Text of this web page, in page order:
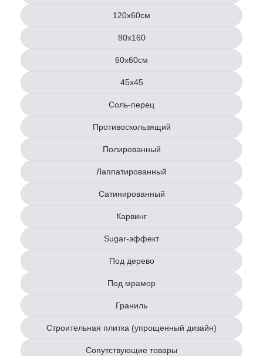
120х60см
80x160
60х60см
45х45
Соль-перец
Противоскользящий
Полированный
Лаппатированный
Сатинированный
Карвинг
Sugar-эффект
Под дерево
Под мрамор
Граниль
Строительная плитка (упрощенный дизайн)
Сопутствующие товары